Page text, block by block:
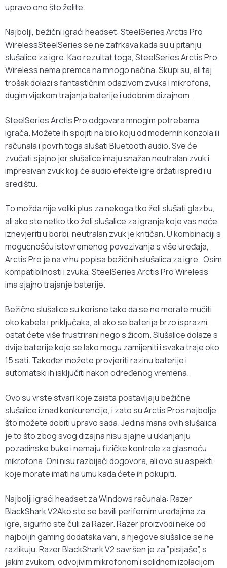
upravo ono što želite.
Najbolji, bežični igraći headset: SteelSeries Arctis Pro
WirelessSteelSeries se ne zafrkava kada su u pitanju
slušalice za igre. Kao rezultat toga, SteelSeries Arctis Pro
Wireless nema premca na mnogo načina. Skupi su, ali taj
trošak dolazi s fantastičnim odazivom zvuka i mikrofona,
dugim vijekom trajanja baterije i udobnim dizajnom.
SteelSeries Arctis Pro odgovara mnogim potrebama
igrača. Možete ih spojiti na bilo koju od modernih konzola ili
računala i povrh toga slušati Bluetooth audio. Sve će
zvučati sjajno jer slušalice imaju snažan neutralan zvuk i
impresivan zvuk koji će audio efekte igre držati ispred i u
središtu.
To možda nije veliki plus za nekoga tko želi slušati glazbu,
ali ako ste netko tko želi slušalice za igranje koje vas neće
iznevjeriti u borbi, neutralan zvuk je kritičan. U kombinaciji s
mogućnošću istovremenog povezivanja s više uređaja,
Arctis Pro je na vrhu popisa bežičnih slušalica za igre. Osim
kompatibilnosti i zvuka, SteelSeries Arctis Pro Wireless
ima sjajno trajanje baterije.
Bežične slušalice su korisne tako da se ne morate mučiti
oko kabela i priključaka, ali ako se baterija brzo isprazni,
ostat ćete više frustrirani nego s žicom. Slušalice dolaze s
dvije baterije koje se lako mogu zamijeniti i svaka traje oko
15 sati. Također možete provjeriti razinu baterije i
automatski ih isključiti nakon određenog vremena.
Ovo su vrste stvari koje zaista postavljaju bežične
slušalice iznad konkurencije, i zato su Arctis Pros najbolje
što možete dobiti upravo sada. Jedina mana ovih slušalica
je to što zbog svog dizajna nisu sjajne u uklanjanju
pozadinske buke i nemaju fizičke kontrole za glasnoću
mikrofona. Oni nisu razbijači dogovora, ali ovo su aspekti
koje morate imati na umu kada ćete ih pokupiti.
Najbolji igraći headset za Windows računala: Razer
BlackShark V2Ako ste se bavili perifernim uređajima za
igre, sigurno ste čuli za Razer. Razer proizvodi neke od
najboljih gaming dodataka vani, a njegove slušalice se ne
razlikuju. Razer BlackShark V2 savršen je za ”pisijaše”, s
jakim zvukom, odvojivim mikrofonom i solidnom izolacijom